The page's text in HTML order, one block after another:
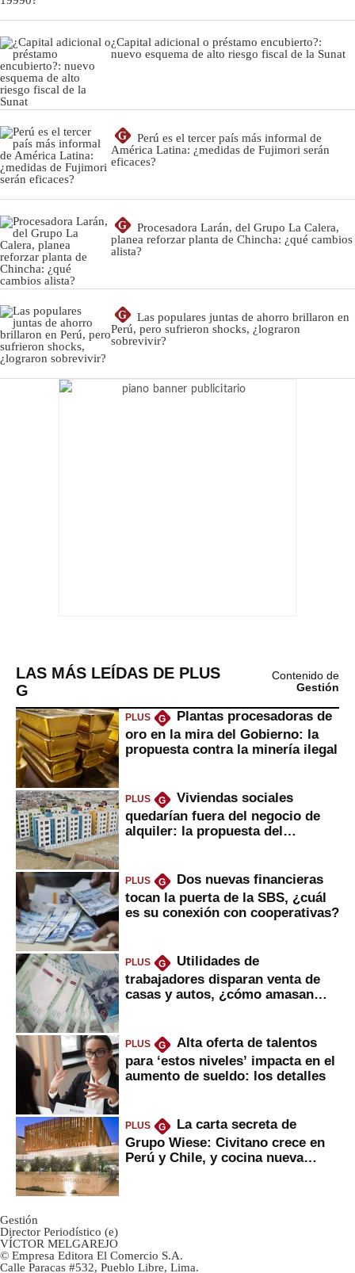
¿Capital adicional o préstamo encubierto?:
nuevo esquema de alto riesgo fiscal de la Sunat
G
Perú es el tercer país más informal de
América Latina: ¿medidas de Fujimori serán
eficaces?
G
Procesadora Larán, del Grupo La Calera,
planea reforzar planta de Chincha: ¿qué cambios
alista?
G
Las populares juntas de ahorro brillaron en
Perú, pero sufrieron shocks, ¿lograron
sobrevivir?
LAS MÁS LEÍDAS DE PLUS
G
Contenido de
Gestión
PLUS G
Plantas procesadoras de
oro en la mira del Gobierno: la
propuesta contra la minería ilegal
PLUS G
Viviendas sociales
quedarían fuera del negocio de
alquiler: la propuesta del
PLUS G
Dos nuevas financieras
tocan la puerta de la SBS, ¿cuál
es su conexión con cooperativas?
PLUS G
Utilidades de
trabajadores disparan venta de
casas y autos, ¿cómo amasan
PLUS G
Alta oferta de talentos
para ‘estos niveles’ impacta en el
aumento de sueldo: los detalles
PLUS G
La carta secreta de
Grupo Wiese: Civitano crece en
Perú y Chile, y cocina nueva
Gestión
Director Periodístico (e)
VÍCTOR MELGAREJO
© Empresa Editora El Comercio S.A.
Calle Paracas #532, Pueblo Libre, Lima.